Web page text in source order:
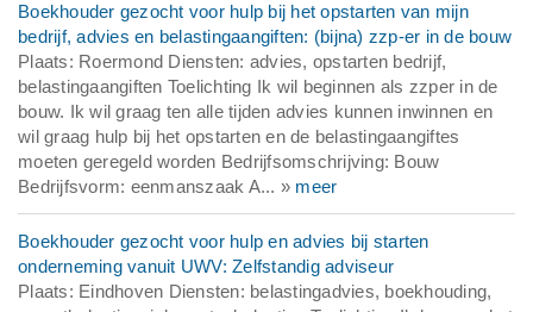
Boekhouder gezocht voor hulp bij het opstarten van mijn
bedrijf, advies en belastingaangiften: (bijna) zzp-er in de bouw
Plaats: Roermond Diensten: advies, opstarten bedrijf,
belastingaangiften Toelichting Ik wil beginnen als zzper in de
bouw. Ik wil graag ten alle tijden advies kunnen inwinnen en
wil graag hulp bij het opstarten en de belastingaangiftes
moeten geregeld worden Bedrijfsomschrijving: Bouw
Bedrijfsvorm: eenmanszaak A... » meer
Boekhouder gezocht voor hulp en advies bij starten
onderneming vanuit UWV: Zelfstandig adviseur
Plaats: Eindhoven Diensten: belastingadvies, boekhouding,